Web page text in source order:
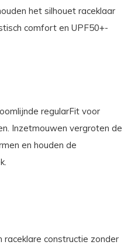
het silhouet raceklaar
comfort en UPF50+-
regularFit voor
Inzetmouwen vergroten de
en houden de
raceklare constructie zonder